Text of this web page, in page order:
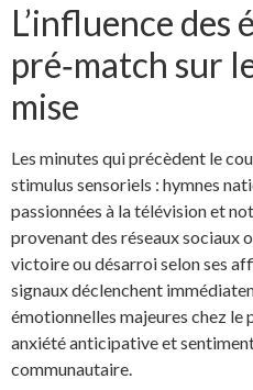
L’influence des
pré‑match sur
mise
Les minutes qui précèdent le
stimulus sensoriels : hymnes
passionnées à la télévision et
provenant des réseaux sociaux
victoire ou désarroi selon ses
signaux déclenchent
émotionnelles majeures chez le
anxiété anticipative et
communautaire.